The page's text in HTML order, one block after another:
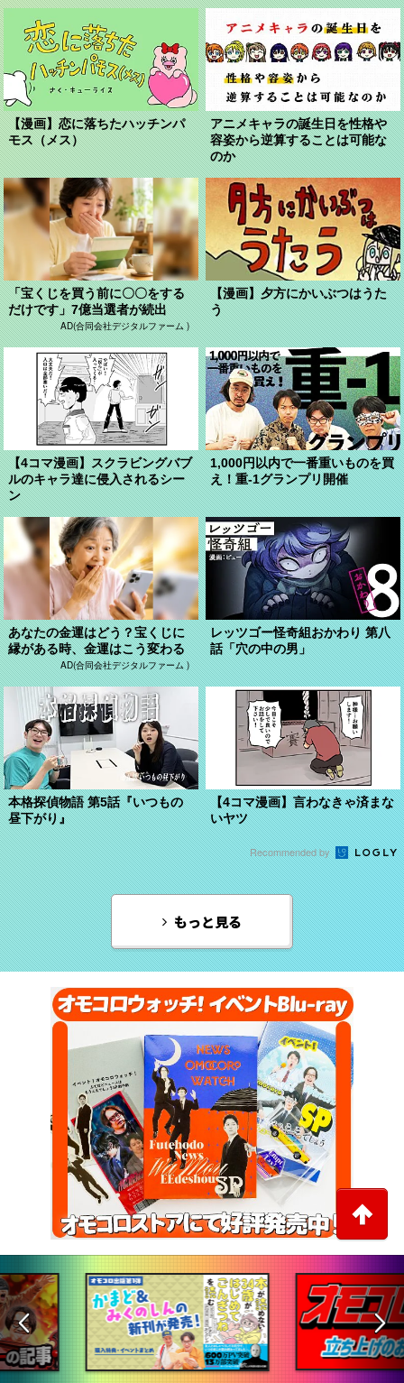
【漫画】恋に落ちたハッチンパ
モス（メス）
アニメキャラの誕生日を性格や
容姿から逆算することは可能な
のか
「宝くじを買う前に〇〇をする
だけです」7億当選者が続出
AD(合同会社デジタルファーム )
【漫画】夕方にかいぶつはうた
う
【4コマ漫画】スクラビングバブ
ルのキャラ達に侵入されるシー
ン
1,000円以内で一番重いものを買
え！重-1グランプリ開催
あなたの金運はどう？宝くじに
縁がある時、金運はこう変わる
AD(合同会社デジタルファーム )
レッツゴー怪奇組おかわり 第八
話「穴の中の男」
本格探偵物語 第5話『いつもの
昼下がり』
【4コマ漫画】言わなきゃ済まな
いヤツ
Recommended by
もっと見る